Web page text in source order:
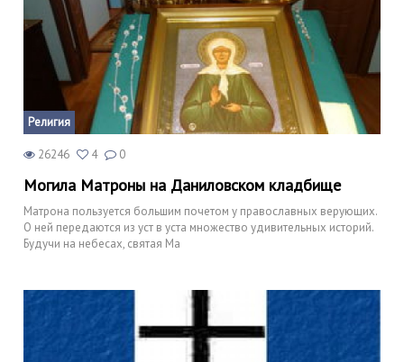
Религия
26246 4 0
Могила Матроны на Даниловском кладбище
Матрона пользуется большим почетом у православных верующих.
О ней передаются из уст в уста множество удивительных историй.
Будучи на небесах, святая Ма